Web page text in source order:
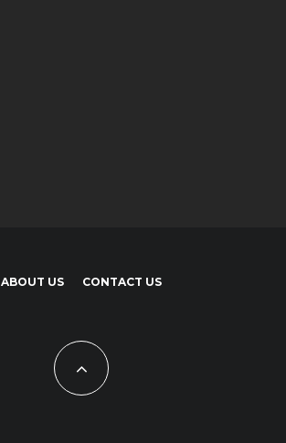
ABOUT US CONTACT US